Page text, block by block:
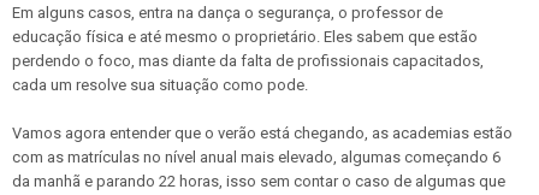
Em alguns casos, entra na dança o segurança, o professor de
educação física e até mesmo o proprietário. Eles sabem que estão
perdendo o foco, mas diante da falta de profissionais capacitados,
cada um resolve sua situação como pode.
Vamos agora entender que o verão está chegando, as academias estão
com as matrículas no nível anual mais elevado, algumas começando 6
da manhã e parando 22 horas, isso sem contar o caso de algumas que